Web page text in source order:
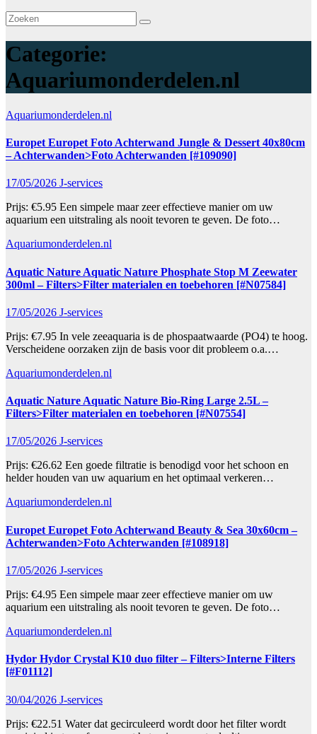
Categorie:
Aquariumonderdelen.nl
Aquariumonderdelen.nl
Europet Europet Foto Achterwand Jungle & Dessert 40x80cm
– Achterwanden>Foto Achterwanden [#109090]
17/05/2026 J-services
Prijs: €5.95 Een simpele maar zeer effectieve manier om uw
aquarium een uitstraling als nooit tevoren te geven. De foto…
Aquariumonderdelen.nl
Aquatic Nature Aquatic Nature Phosphate Stop M Zeewater
300ml – Filters>Filter materialen en toebehoren [#N07584]
17/05/2026 J-services
Prijs: €7.95 In vele zeeaquaria is de phospaatwaarde (PO4) te hoog.
Verscheidene oorzaken zijn de basis voor dit probleem o.a.…
Aquariumonderdelen.nl
Aquatic Nature Aquatic Nature Bio-Ring Large 2.5L –
Filters>Filter materialen en toebehoren [#N07554]
17/05/2026 J-services
Prijs: €26.62 Een goede filtratie is benodigd voor het schoon en
helder houden van uw aquarium en het optimaal verkeren…
Aquariumonderdelen.nl
Europet Europet Foto Achterwand Beauty & Sea 30x60cm –
Achterwanden>Foto Achterwanden [#108918]
17/05/2026 J-services
Prijs: €4.95 Een simpele maar zeer effectieve manier om uw
aquarium een uitstraling als nooit tevoren te geven. De foto…
Aquariumonderdelen.nl
Hydor Hydor Crystal K10 duo filter – Filters>Interne Filters
[#F01112]
30/04/2026 J-services
Prijs: €22.51 Water dat gecirculeerd wordt door het filter wordt